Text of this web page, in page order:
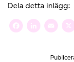
Dela detta inlägg: